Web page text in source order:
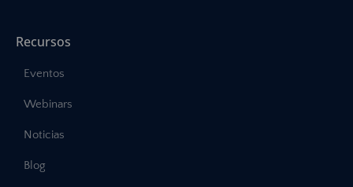
Recursos
Eventos
Webinars
Noticias
Blog